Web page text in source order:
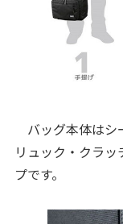
バッグ本体はシ
リュック・クラ
プです。